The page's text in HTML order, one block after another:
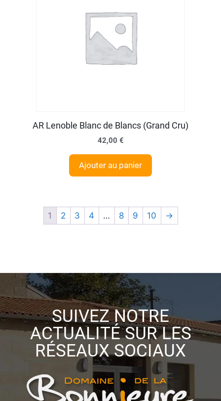
AR Lenoble Blanc de Blancs (Grand Cru)
42,00 €
Ajouter au panier
1 2 3 4 … 8 9 10 →
SUIVEZ NOTRE
ACTUALITÉ SUR LES
RÉSEAUX SOCIAUX